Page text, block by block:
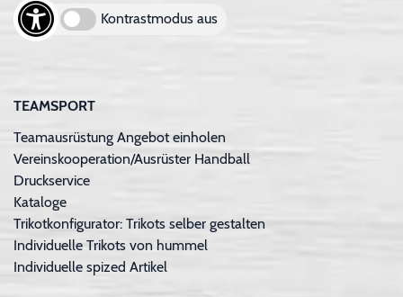
Kontrastmodus aus
TEAMSPORT
Teamausrüstung Angebot einholen
Vereinskooperation/Ausrüster Handball
Druckservice
Kataloge
Trikotkonfigurator: Trikots selber gestalten
Individuelle Trikots von hummel
Individuelle spized Artikel